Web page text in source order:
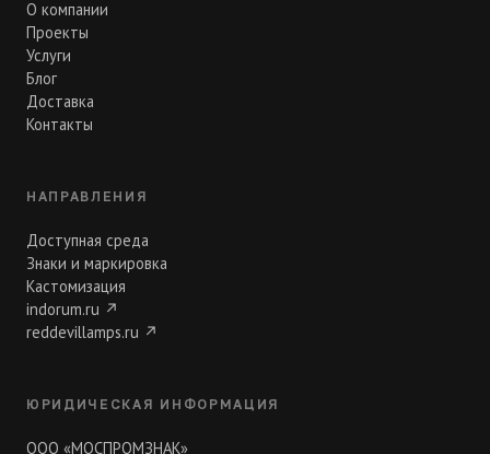
О компании
Проекты
Услуги
Блог
Доставка
Контакты
НАПРАВЛЕНИЯ
Доступная среда
Знаки и маркировка
Кастомизация
indorum.ru ↗
reddevillamps.ru ↗
ЮРИДИЧЕСКАЯ ИНФОРМАЦИЯ
ООО «МОСПРОМЗНАК»